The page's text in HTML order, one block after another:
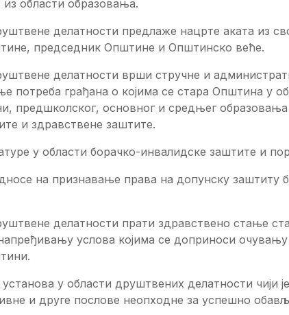
из области образовања.
делатности предлаже нацрте аката из
председник Општине и Општинско веће.
делатности врши стручне и
потреба грађана о којима се стара Општина у
предшколског, основног и средњег
и здравствене заштите.
у области борачко-инвалидске заштите и
на признавање права на допунску заштиту
делатности прати здравствено стање
услова којима се доприноси
у области друштвених делатности чији
и друге послове неопходне за успешно